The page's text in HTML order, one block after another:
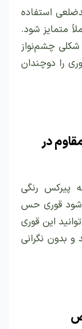
استفاده
متمایز شود.
چشم‌نواز
را دوچندان
در
پیرکس رنگی
قوری حس
این قوری
و بدون نگرانی